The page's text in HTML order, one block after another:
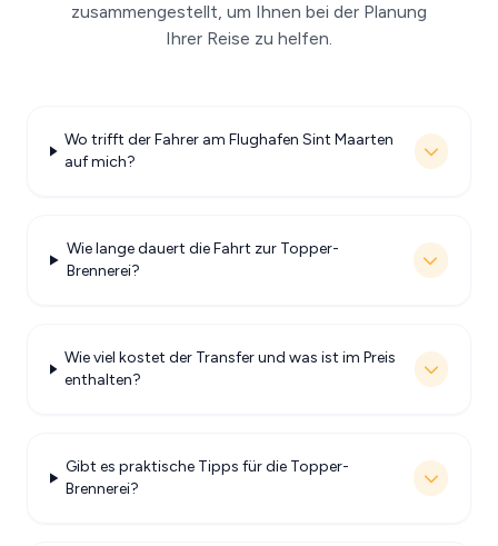
zusammengestellt, um Ihnen bei der Planung
Ihrer Reise zu helfen.
Wo trifft der Fahrer am Flughafen Sint Maarten
auf mich?
Wie lange dauert die Fahrt zur Topper-
Brennerei?
Wie viel kostet der Transfer und was ist im Preis
enthalten?
Gibt es praktische Tipps für die Topper-
Brennerei?